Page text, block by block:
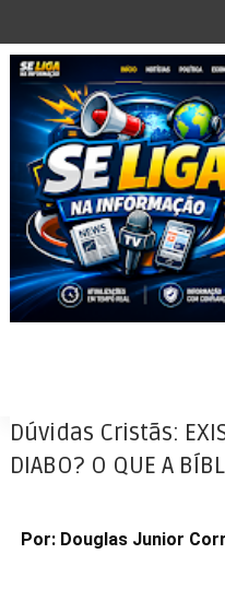
Dúvidas Cristãs:
DIABO? O QUE A
Por: Douglas Junior